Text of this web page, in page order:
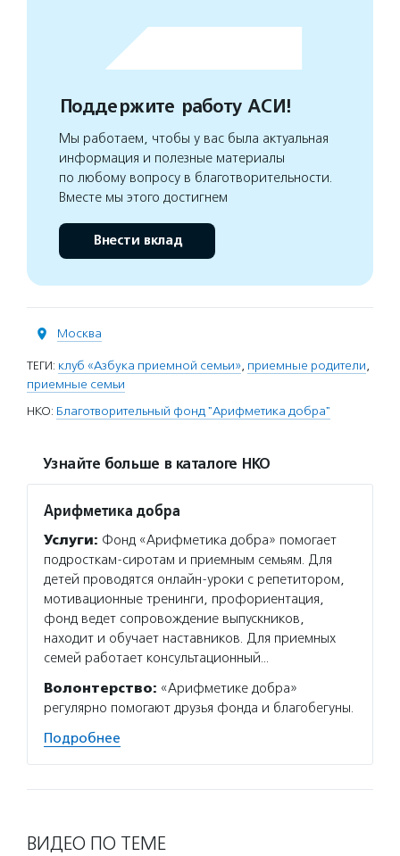
Поддержите работу АСИ!
Мы работаем, чтобы у вас была актуальная
информация и полезные материалы
по любому вопросу в благотворительности.
Вместе мы этого достигнем
Внести вклад
Москва
ТЕГИ: клуб «Азбука приемной семьи», приемные родители,
приемные семьи
НКО: Благотворительный фонд "Арифметика добра"
Узнайте больше в каталоге НКО
Арифметика добра
Услуги: Фонд «Арифметика добра» помогает
подросткам-сиротам и приемным семьям. Для
детей проводятся онлайн-уроки с репетитором,
мотивационные тренинги, профориентация,
фонд ведет сопровождение выпускников,
находит и обучает наставников. Для приемных
семей работает консультационный…
Волонтерство: «Арифметике добра»
регулярно помогают друзья фонда и благобегуны.
Подробнее
ВИДЕО ПО ТЕМЕ